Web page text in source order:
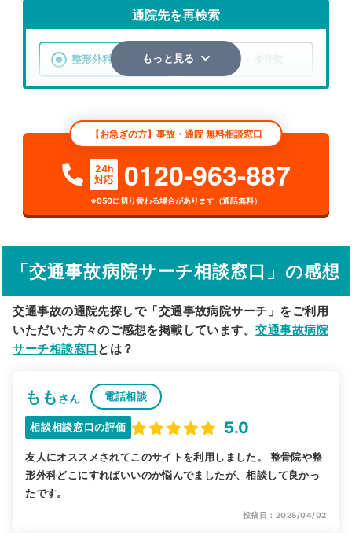
通院先を再検索
整形外科 整骨院・接骨院
検索する
詳細条件で絞り込む
その他の検索方法
駅から探す 院名から探す
もっと見る
【お急ぎの方】事故・通院 無料相談窓口
24h
対応
0120-963-887
※050に切り替わる場合があります（通話無料）
「交通事故病院サーチ相談窓口」の感想
交通事故の通院先探しで「交通事故病院サーチ」をご利用
いただいた方々のご感想を掲載しています。交通事故病院
サーチ相談窓口 とは？
もも さん 電話相談
相談相談窓口の評価 5.0
友人にオススメされてこのサイトを利用しました。 整骨院や整
形外科どこにすればいいのか悩んでましたが、相談して良かっ
たです。
投稿日：2025/04/02